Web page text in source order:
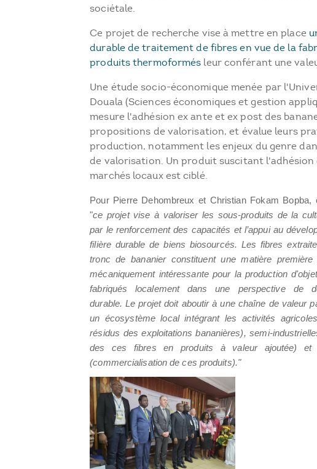
sociétale.
Ce projet de recherche vise à mettre en place
durable de traitement de fibres en vue de la
produits thermoformés leur conférant une
Une étude socio-économique menée par
Douala (Sciences économiques et gestion
mesure l'adhésion ex ante et ex post des
propositions de valorisation, et évalue leurs
production, notamment les enjeux du genre
de valorisation. Un produit suscitant l'adhésion
marchés locaux est ciblé.
Pour Pierre Dehombreux et Christian Fokam Bopba,
"ce projet vise à valoriser les sous-produits de la
par le renforcement des capacités et l’appui au
filière durable de biens biosourcés. Les fibres
tronc de bananier constituent une matière première
mécaniquement intéressante pour la production
fabriqués localement dans une perspective de
durable.Le projet doit aboutir à une chaîne de valeur
un écosystème local intégrant les activités
résidus des exploitations bananières), semi-
des ces fibres en produits à valeur ajoutée) et
(commercialisation de ces produits)."